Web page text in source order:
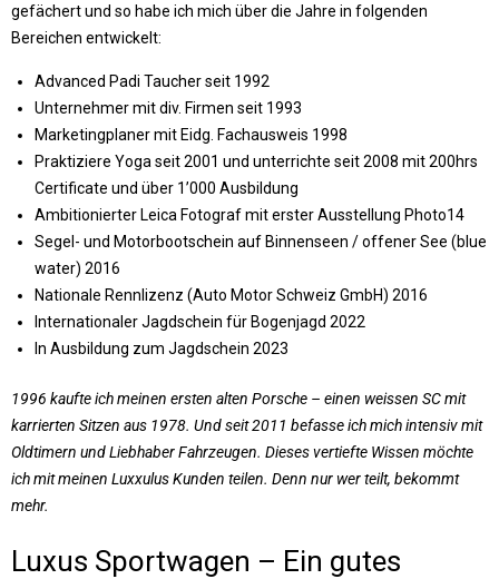
gefächert und so habe ich mich über die Jahre in folgenden
Bereichen entwickelt:
Advanced Padi Taucher seit 1992
Unternehmer mit div. Firmen seit 1993
Marketingplaner mit Eidg. Fachausweis 1998
Praktiziere Yoga seit 2001 und unterrichte seit 2008 mit 200hrs
Certificate und über 1’000 Ausbildung
Ambitionierter Leica Fotograf mit erster Ausstellung Photo14
Segel- und Motorbootschein auf Binnenseen / offener See (blue
water) 2016
Nationale Rennlizenz (Auto Motor Schweiz GmbH) 2016
Internationaler Jagdschein für Bogenjagd 2022
In Ausbildung zum Jagdschein 2023
1996 kaufte ich meinen ersten alten Porsche – einen weissen SC mit
karrierten Sitzen aus 1978. Und seit 2011 befasse ich mich intensiv mit
Oldtimern und Liebhaber Fahrzeugen. Dieses vertiefte Wissen möchte
ich mit meinen Luxxulus Kunden teilen. Denn nur wer teilt, bekommt
mehr.
Luxus Sportwagen – Ein gutes